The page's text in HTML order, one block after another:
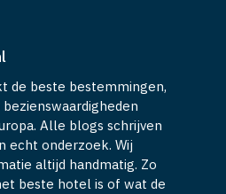
de beste bestemmingen,
Alle blogs schrijven
echt onderzoek. Wij
altijd handmatig. Zo
beste hotel is of wat de